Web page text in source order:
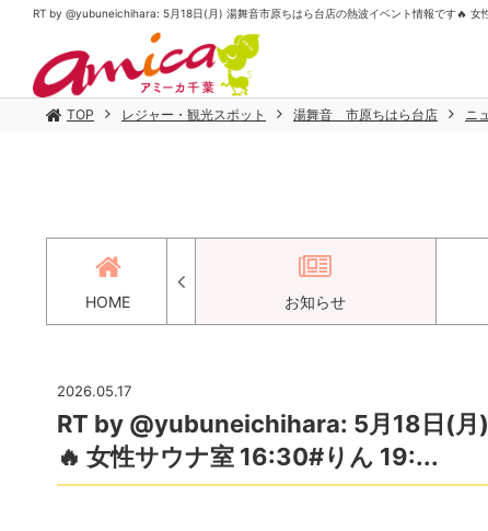
RT by @yubuneichihara: 5月18日(月) 湯舞音市原ちはら台店の熱波イベント情報です🔥
TOP レジャー・観光スポット 湯舞音 市原ちはら台店 ニ
HOME
アクセス お知らせ
2026.05.17
RT by @yubuneichihara: 5月18日(月
🔥 女性サウナ室 16:30#りん 19:...